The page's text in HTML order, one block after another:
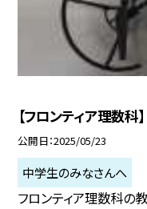
【フロンティア理数科
公開日 2025/05/23
中学生のみなさんへ
フロンティア理数科の